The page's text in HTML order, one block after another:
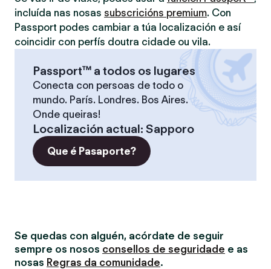
incluída nas nosas subscricións premium. Con
Passport podes cambiar a túa localización e así
coincidir con perfís doutra cidade ou vila.
Passport™ a todos os lugares
Conecta con persoas de todo o
mundo. París. Londres. Bos Aires.
Onde queiras!
Localización actual: Sapporo
Que é Pasaporte?
Se quedas con alguén, acórdate de seguir
sempre os nosos consellos de seguridade e as
nosas Regras da comunidade.